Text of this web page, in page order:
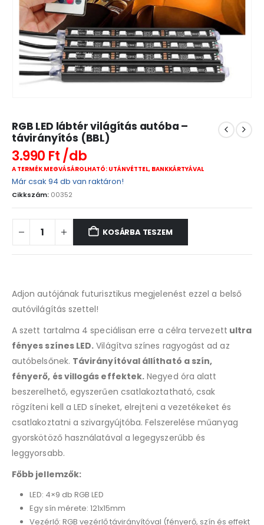
RGB LED lábtér világítás autóba –
távirányítós (BBL)
3.990 Ft
A TERMÉK MEGVÁSÁROLHATÓ: UTÁNVÉTTEL, BANKKÁRTYÁVAL
Már csak 94 db van raktáron!
Cikkszám: 00352
KOSÁRBA TESZEM
Adjon autójának futurisztikus megjelenést ezzel a belső
autóvilágítás szettel!
A szett tartalma 4 speciálisan erre a célra tervezett ultra
fényes színes LED. Világítva színes ragyogást ad az
autóbelsőnek. Távirányítóval állítható a szín,
fényerő, és villogás effektek. Negyed óra alatt
beszerelhető, egyszerűen csatlakoztatható, csak
rögzíteni kell a LED síneket, elrejteni a vezetékeket és
csatlakoztatni a szivargyújtóba. Felszerelése műanyag
gyorskötöző használatával a legegyszerűbb és
leggyorsabb.
Főbb jellemzők:
LED: 4×9 db RGB LED
Egy sín mérete: 121x15mm
Vezérlő: RGB vezérlő távirányítóval (fényerő, szín és effekt